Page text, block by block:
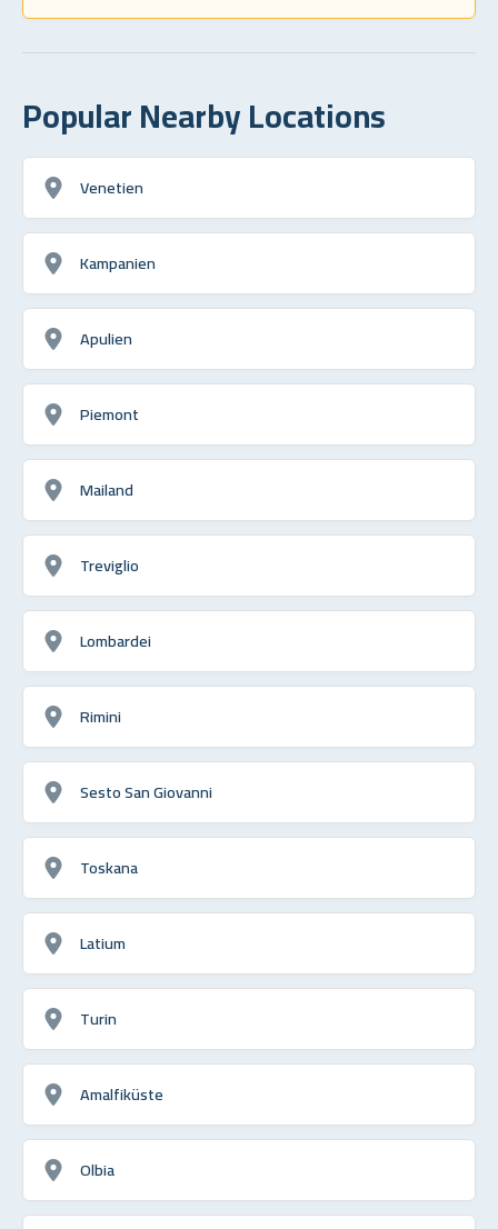
Popular Nearby Locations
Venetien
Kampanien
Apulien
Piemont
Mailand
Treviglio
Lombardei
Rimini
Sesto San Giovanni
Toskana
Latium
Turin
Amalfiküste
Olbia